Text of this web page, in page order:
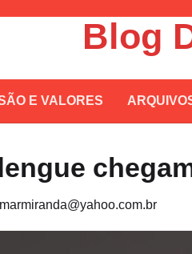
Blog
E VALORES